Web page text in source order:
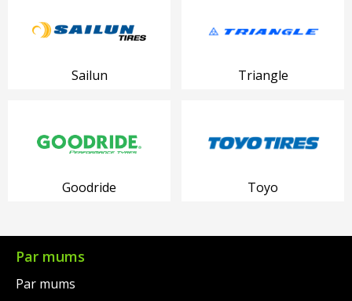
Sailun Triangle
Goodride Toyo
Par mums
Par mums